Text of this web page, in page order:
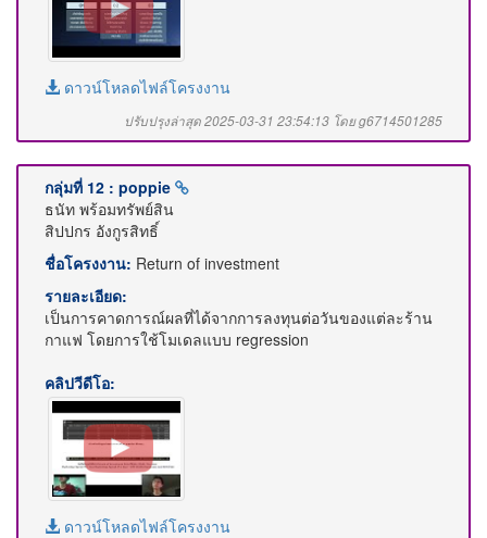
ดาวน์โหลดไฟล์โครงงาน
ปรับปรุงล่าสุด 2025-03-31 23:54:13 โดย g6714501285
กลุ่มที่ 12 : poppie
ธนัท พร้อมทรัพย์สิน
สิปปกร อังกูรสิทธิ์
ชื่อโครงงาน: Return of investment
รายละเอียด:
เป็นการคาดการณ์ผลที่ได้จากการลงทุนต่อวันของแต่ละร้าน
กาแฟ โดยการใช้โมเดลแบบ regression
คลิปวีดีโอ:
ดาวน์โหลดไฟล์โครงงาน